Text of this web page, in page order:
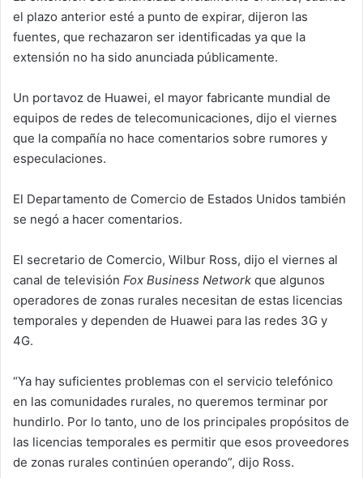
el plazo anterior esté a punto de expirar, dijeron las
fuentes, que rechazaron ser identificadas ya que la
extensión no ha sido anunciada públicamente.
Un portavoz de Huawei, el mayor fabricante mundial de
equipos de redes de telecomunicaciones, dijo el viernes
que la compañía no hace comentarios sobre rumores y
especulaciones.
El Departamento de Comercio de Estados Unidos también
se negó a hacer comentarios.
El secretario de Comercio, Wilbur Ross, dijo el viernes al
canal de televisión Fox Business Network que algunos
operadores de zonas rurales necesitan de estas licencias
temporales y dependen de Huawei para las redes 3G y
4G.
“Ya hay suficientes problemas con el servicio telefónico
en las comunidades rurales, no queremos terminar por
hundirlo. Por lo tanto, uno de los principales propósitos de
las licencias temporales es permitir que esos proveedores
de zonas rurales continúen operando”, dijo Ross.